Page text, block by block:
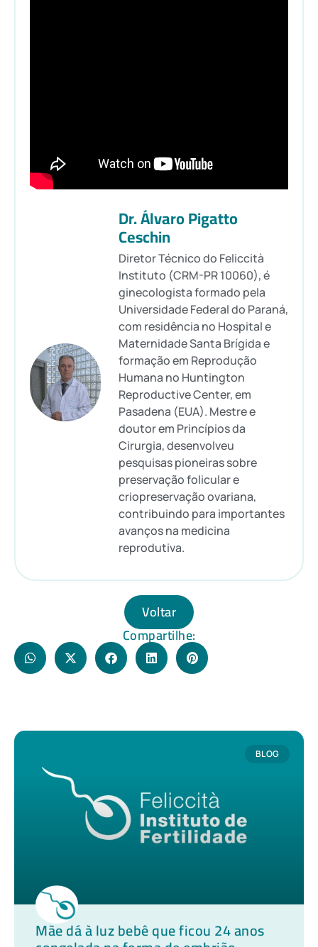
Dr. Álvaro Pigatto
Ceschin
Diretor Técnico do Feliccità
Instituto (CRM-PR 10060), é
ginecologista formado pela
Universidade Federal do Paraná,
com residência no Hospital e
Maternidade Santa Brígida e
formação em Reprodução
Humana no Huntington
Reproductive Center, em
Pasadena (EUA). Mestre e
doutor em Princípios da
Cirurgia, desenvolveu
pesquisas pioneiras sobre
preservação folicular e
criopreservação ovariana,
contribuindo para importantes
avanços na medicina
reprodutiva.
Voltar
Compartilhe:
BLOG
Mãe dá à luz bebê que ficou 24 anos